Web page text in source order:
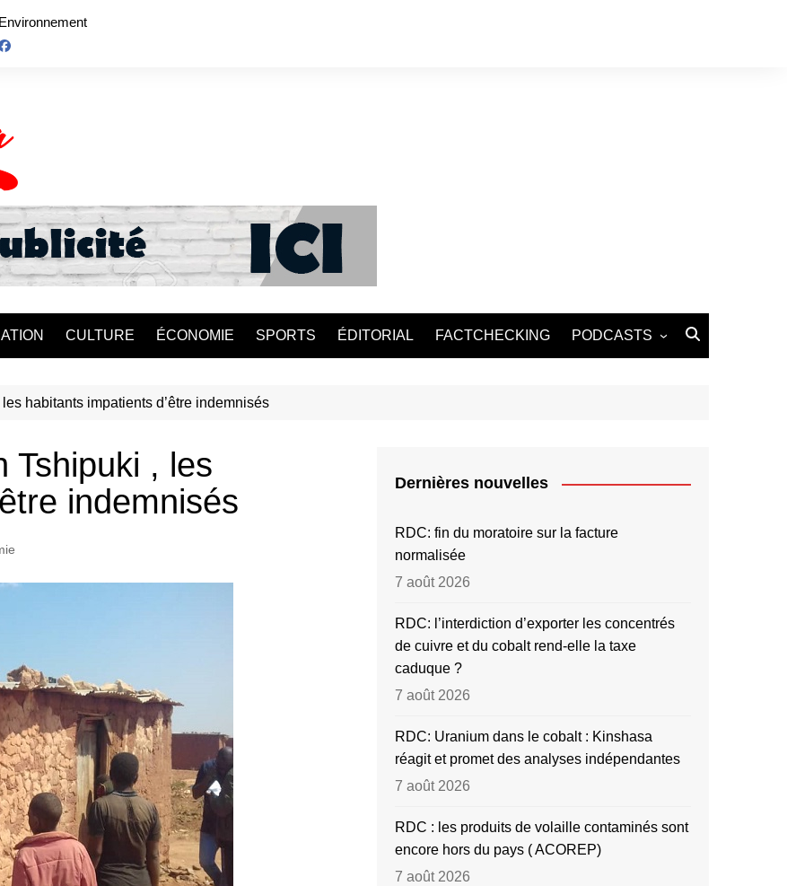
Environnement
CULTURE ÉCONOMIE SPORTS ÉDITORIAL FACTCHECKING PODCASTS
habitants impatients d’être indemnisés
Tshipuki , les
indemnisés
Dernières nouvelles
RDC: fin du moratoire sur la facture
normalisée
7 août 2026
RDC: l’interdiction d’exporter les concentrés
de cuivre et du cobalt rend-elle la taxe
caduque ?
7 août 2026
RDC: Uranium dans le cobalt : Kinshasa
réagit et promet des analyses indépendantes
7 août 2026
RDC : les produits de volaille contaminés sont
encore hors du pays ( ACOREP)
7 août 2026